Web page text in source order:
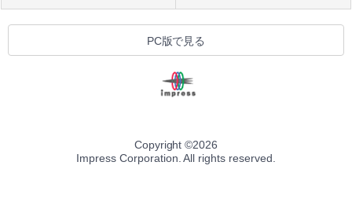
PC版で見る
Copyright ©2026
Impress Corporation. All rights reserved.